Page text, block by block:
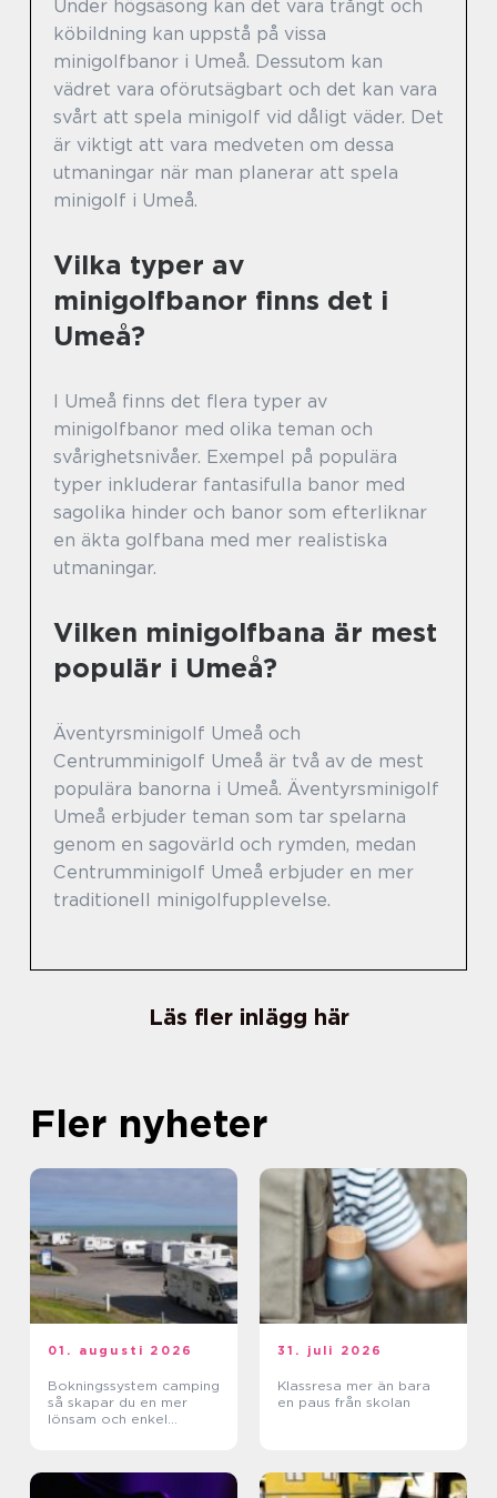
Under högsäsong kan det vara trångt och
köbildning kan uppstå på vissa
minigolfbanor i Umeå. Dessutom kan
vädret vara oförutsägbart och det kan vara
svårt att spela minigolf vid dåligt väder. Det
är viktigt att vara medveten om dessa
utmaningar när man planerar att spela
minigolf i Umeå.
Vilka typer av
minigolfbanor finns det i
Umeå?
I Umeå finns det flera typer av
minigolfbanor med olika teman och
svårighetsnivåer. Exempel på populära
typer inkluderar fantasifulla banor med
sagolika hinder och banor som efterliknar
en äkta golfbana med mer realistiska
utmaningar.
Vilken minigolfbana är mest
populär i Umeå?
Äventyrsminigolf Umeå och
Centrumminigolf Umeå är två av de mest
populära banorna i Umeå. Äventyrsminigolf
Umeå erbjuder teman som tar spelarna
genom en sagovärld och rymden, medan
Centrumminigolf Umeå erbjuder en mer
traditionell minigolfupplevelse.
Läs fler inlägg här
Fler nyheter
01. augusti 2026
Bokningssystem camping
så skapar du en mer
lönsam och enkel
31. juli 2026
Klassresa mer än bara
en paus från skolan